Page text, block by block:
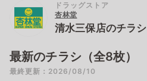
ドラッグストア
杏林堂
清水三保店のチラシ
最新のチラシ（全8枚）
最終更新：2026/08/10